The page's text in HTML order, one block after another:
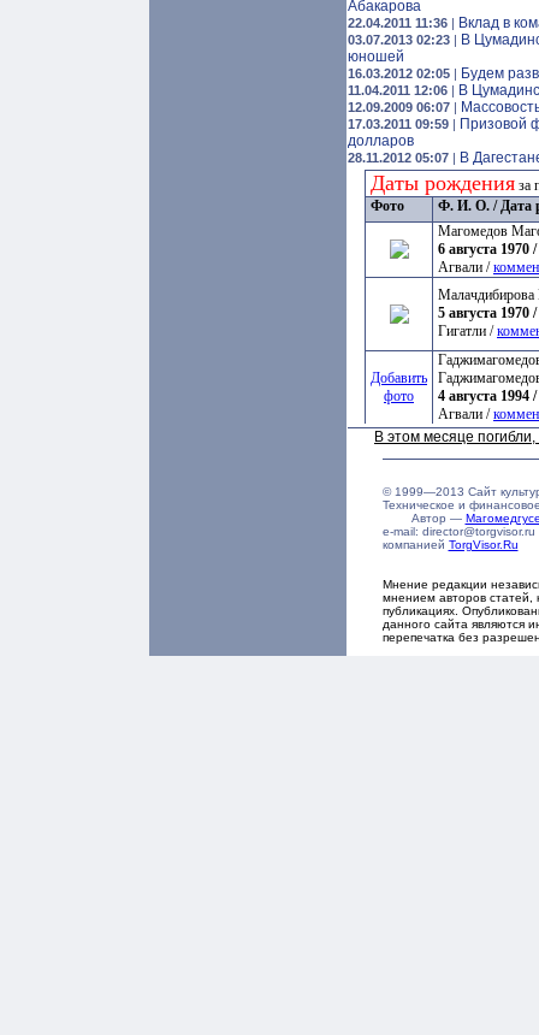
Абакарова
22.04.2011 11:36 | Вклад в
03.07.2013 02:23 | В
юношей
16.03.2012 02:05 | Будем
11.04.2011 12:06 | В
12.09.2009 06:07 |
17.03.2011 09:59 | Призовой
долларов
28.11.2012 05:07 | В
Даты рождения за
Фото
Ф. И. О. / Дата
Магомедов
6 августа 1970
Агвали /
5 августа 1970
Гигатли /
Добавить
фото
4 августа 1994
Агвали /
В этом месяце
© 1999—2013 Сайт
Техническое и
Автор —
e-mail:
компанией TorgVisor.Ru
Мнение редакции
мнением авторов статей,
публикациях.
данного сайта являются
перепечатка без